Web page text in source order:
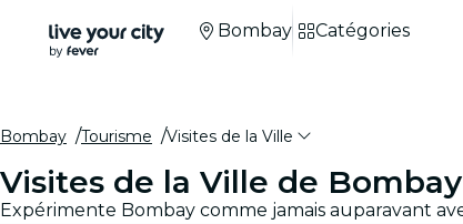
Bombay Catégories
Bombay Tourisme Visites de la Ville
Visites de la Ville de Bombay